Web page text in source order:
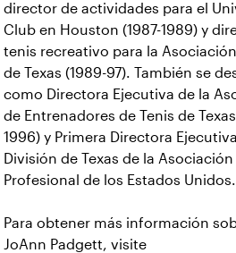
director de actividades para el
Club en Houston (1987-1989) y
tenis recreativo para la
de Texas (1989-97). También se
como Directora Ejecutiva de la
de Entrenadores de Tenis de
1996) y Primera Directora
División de Texas de la Asociación
Profesional de los Estados Unidos.
Para obtener más información
JoAnn Padgett, visite